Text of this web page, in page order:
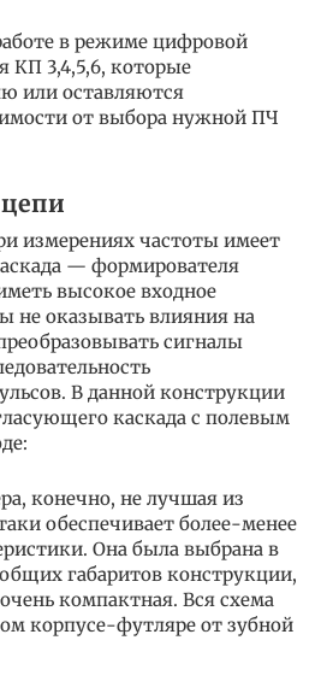
в режиме цифровой
КП 3,4,5,6, которые
или оставляются
от выбора нужной ПЧ
измерениях частоты имеет
— формирователя
высокое входное
не оказывать влияния на
сигналы
В данной конструкции
каскада с полевым
конечно, не лучшая из
обеспечивает более-менее
Она была выбрана в
габаритов конструкции,
компактная. Вся схема
корпусе-футляре от зубной